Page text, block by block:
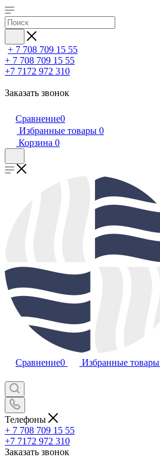
+ 7 708 709 15 55
+ 7 708 709 15 55
+7 7172 972 310
Заказать звонок
Сравнение0
Избранные товары 0
Корзина 0
Сравнение0 Избранные товары
Телефоны
+ 7 708 709 15 55
+7 7172 972 310
Заказать звонок